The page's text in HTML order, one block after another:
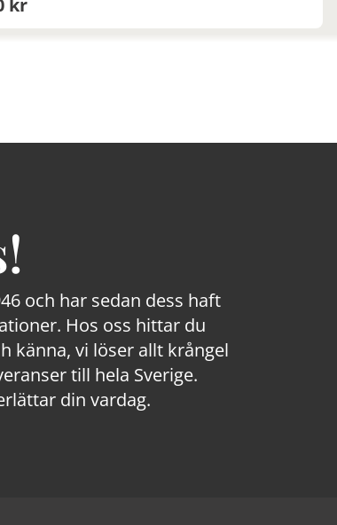
kr
och har sedan dess haft
Hos oss hittar du
känna, vi löser allt krångel
till hela Sverige.
din vardag.